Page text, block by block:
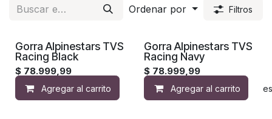
Ordenar por Filtros
Gorra Alpinestars TVS
Racing Black
$ 78.999,99
Agregar al carrito Agregar a la lista de
Gorra Alpinestars TVS
Racing Navy
$ 78.999,99
Agregar al carrito